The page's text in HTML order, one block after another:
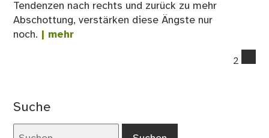
Tendenzen nach rechts und zurück zu mehr
Abschottung, verstärken diese Ängste nur
noch. | mehr
2
Suche